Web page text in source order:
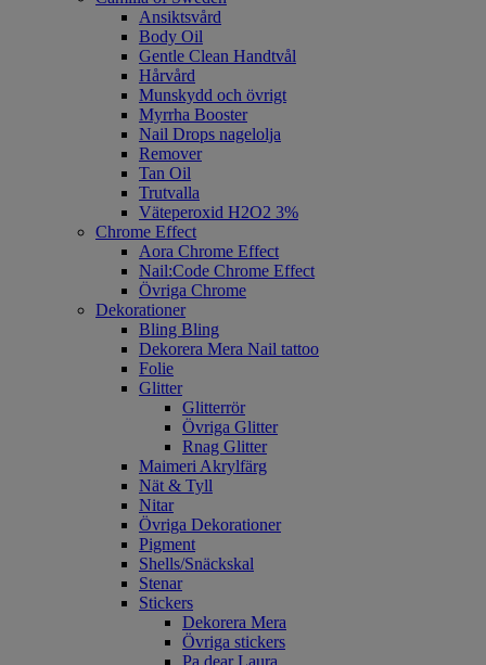
Ansiktsvård
Body Oil
Gentle Clean Handtvål
Hårvård
Munskydd och övrigt
Myrrha Booster
Nail Drops nagelolja
Remover
Tan Oil
Trutvalla
Väteperoxid H2O2 3%
Chrome Effect
Aora Chrome Effect
Nail:Code Chrome Effect
Övriga Chrome
Dekorationer
Bling Bling
Dekorera Mera Nail tattoo
Folie
Glitter
Glitterrör
Övriga Glitter
Rnag Glitter
Maimeri Akrylfärg
Nät & Tyll
Nitar
Övriga Dekorationer
Pigment
Shells/Snäckskal
Stenar
Stickers
Dekorera Mera
Övriga stickers
Pa dear Laura